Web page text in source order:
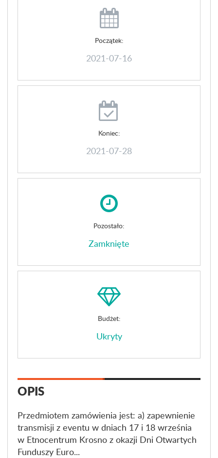
Początek:
2021-07-16
Koniec:
2021-07-28
Pozostało:
Zamknięte
Budżet:
Ukryty
OPIS
Przedmiotem zamówienia jest: a) zapewnienie
transmisji z eventu w dniach 17 i 18 września
w Etnocentrum Krosno z okazji Dni Otwartych
Funduszy Euro...